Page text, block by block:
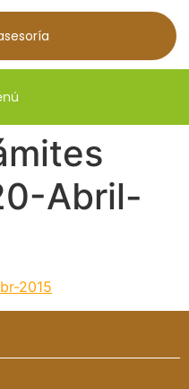
Abril-
2015